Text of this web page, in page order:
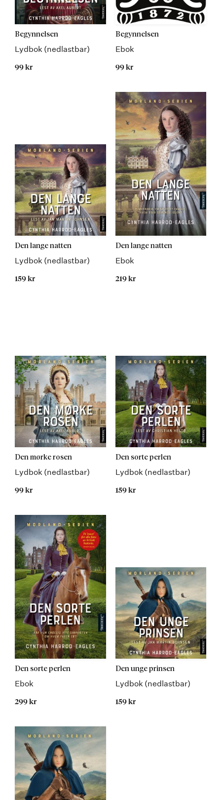
Begynnelsen
Lydbok (nedlastbar)
99 kr
Begynnelsen
Ebok
99 kr
Den lange natten
Lydbok (nedlastbar)
159 kr
Den lange natten
Ebok
219 kr
Den mørke rosen
Lydbok (nedlastbar)
99 kr
Den sorte perlen
Lydbok (nedlastbar)
159 kr
Den sorte perlen
Ebok
299 kr
Den unge prinsen
Lydbok (nedlastbar)
159 kr